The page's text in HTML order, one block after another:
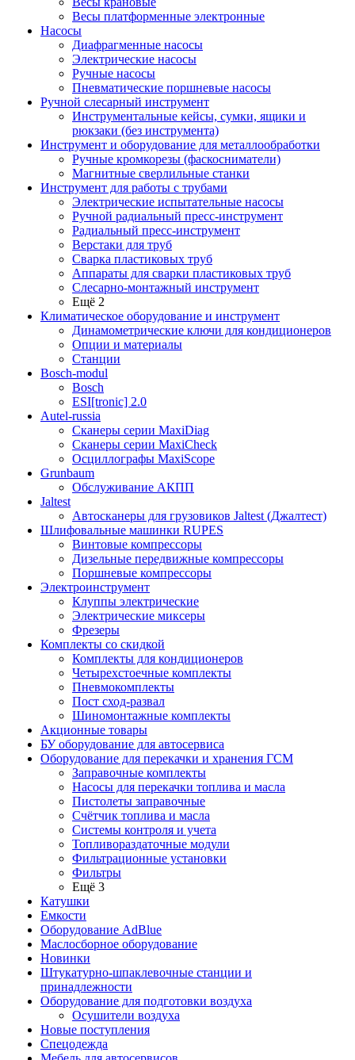
Весы платформенные электронные
Насосы
Диафрагменные насосы
Электрические насосы
Ручные насосы
Пневматические поршневые насосы
Ручной слесарный инструмент
Инструментальные кейсы, сумки, ящики и
рюкзаки (без инструмента)
Инструмент и оборудование для металлообработки
Ручные кромкорезы (фаскосниматели)
Магнитные сверлильные станки
Инструмент для работы с трубами
Электрические испытательные насосы
Ручной радиальный пресс-инструмент
Радиальный пресс-инструмент
Верстаки для труб
Сварка пластиковых труб
Аппараты для сварки пластиковых труб
Слесарно-монтажный инструмент
Ещё 2
Климатическое оборудование и инструмент
Динамометрические ключи для кондиционеров
Опции и материалы
Станции
Bosch-modul
Bosch
ESI[tronic] 2.0
Autel-russia
Сканеры серии MaxiDiag
Сканеры серии MaxiCheck
Осциллографы MaxiScope
Grunbaum
Обслуживание АКПП
Jaltest
Автосканеры для грузовиков Jaltest (Джалтест)
Шлифовальные машинки RUPES
Винтовые компрессоры
Дизельные передвижные компрессоры
Поршневые компрессоры
Электроинструмент
Клуппы электрические
Электрические миксеры
Фрезеры
Комплекты со скидкой
Комплекты для кондиционеров
Четырехстоечные комплекты
Пневмокомплекты
Пост сход-развал
Шиномонтажные комплекты
Акционные товары
БУ оборудование для автосервиса
Оборудование для перекачки и хранения ГСМ
Заправочные комплекты
Насосы для перекачки топлива и масла
Пистолеты заправочные
Счётчик топлива и масла
Системы контроля и учета
Топливораздаточные модули
Фильтрационные установки
Фильтры
Ещё 3
Катушки
Емкости
Оборудование AdBlue
Маслосборное оборудование
Новинки
Штукатурно-шпаклевочные станции и
принадлежности
Оборудование для подготовки воздуха
Осушители воздуха
Новые поступления
Спецодежда